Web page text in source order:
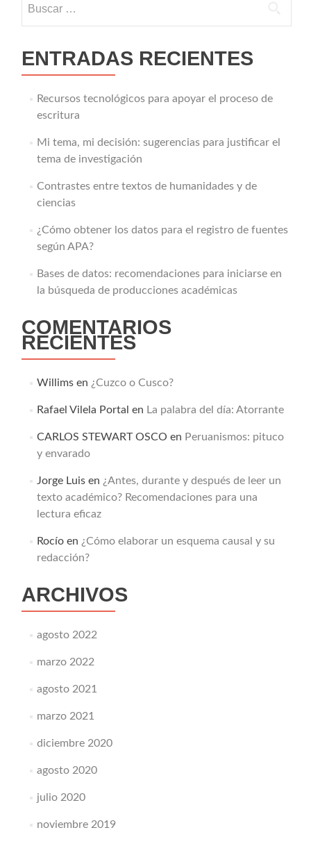
más
allá
las
«voces
ENTRADAS RECIENTES
Recursos tecnológicos para apoyar el proceso de
escritura
Mi tema, mi decisión: sugerencias para justificar el
tema de investigación
Contrastes entre textos de humanidades y de
ciencias
¿Cómo obtener los datos para el registro de fuentes
según APA?
Bases de datos: recomendaciones para iniciarse en
la búsqueda de producciones académicas
COMENTARIOS
RECIENTES
Willimsen ¿Cuzco o Cusco?
Rafael Vilela Portal en La palabra del día: Atorrante
CARLOS STEWART OSCO en Peruanismos: pituco
y envarado
Jorge Luisen ¿Antes, durante y después de leer un
texto académico? Recomendaciones para una
lectura eficaz
Rocíoen ¿Cómo elaborar un esquema causal y su
redacción?
ARCHIVOS
agosto 2022
marzo 2022
agosto 2021
marzo 2021
diciembre 2020
agosto 2020
julio 2020
noviembre 2019